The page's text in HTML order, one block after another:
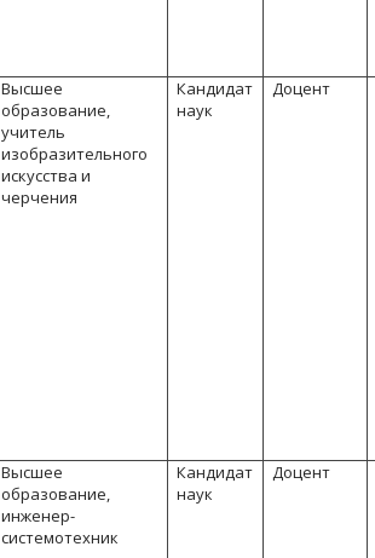
Высшее
образование,
учитель
изобразительного
искусства и
черчения
Кандидат
наук
Доцент
Высшее
образование,
инженер-
системотехник
Кандидат
наук
Доцент